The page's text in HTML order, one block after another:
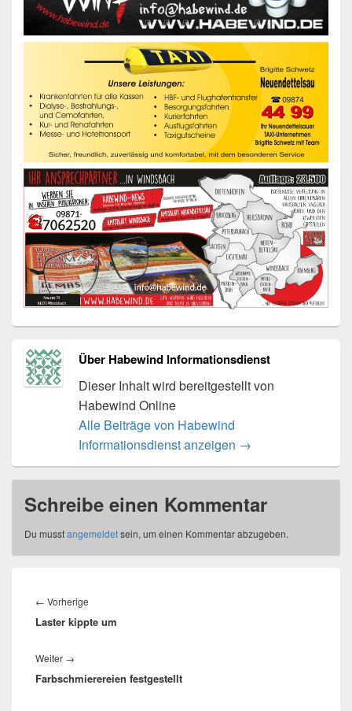
Über Habewind Informationsdienst
Dieser Inhalt wird bereitgestellt von
Habewind Online
Alle Beiträge von Habewind
Informationsdienst anzeigen →
Schreibe einen Kommentar
Du musstangemeldetsein, um einen Kommentar abzugeben.
← Vorherige
Beitrag:
Laster kippte um
Weiter →
Beitrag:
Farbschmierereien festgestellt